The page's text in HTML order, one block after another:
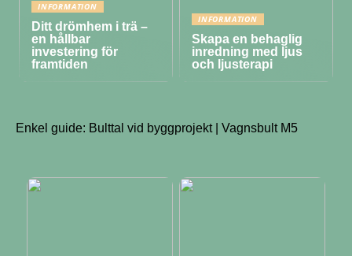
INFORMATION
Ditt drömhem i trä –
en hållbar
investering för
framtiden
INFORMATION
Skapa en behaglig
inredning med ljus
och ljusterapi
Enkel guide: Bulttal vid byggprojekt | Vagnsbult M5